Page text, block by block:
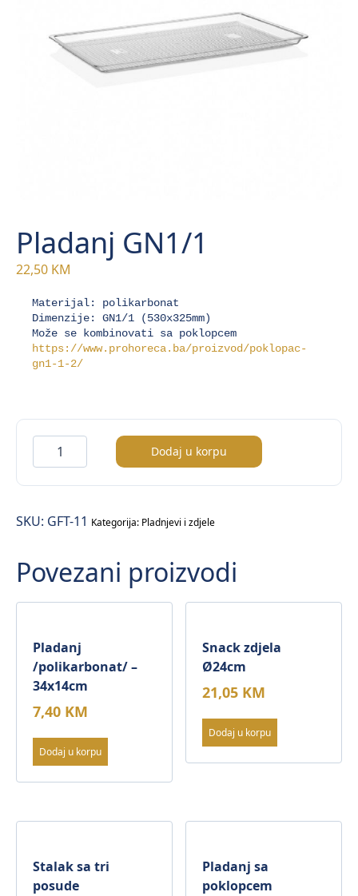
Pladanj GN1/1
22,50 KM
Materijal: polikarbonat
Dimenzije: GN1/1 (530x325mm)
https://www.prohoreca.ba/proizvod/poklopac-
gn1-1-2/
Pladanj
GN1/1
količina
Dodaj u korpu
SKU: GFT-11 Kategorija: Pladnjevi i zdjele
Povezani proizvodi
Pladanj
/polikarbonat/ –
34x14cm
7,40 KM
Dodaj u korpu
Snack zdjela
Ø24cm
21,05 KM
Dodaj u korpu
Stalak sa tri
posude
Pladanj sa
poklopcem